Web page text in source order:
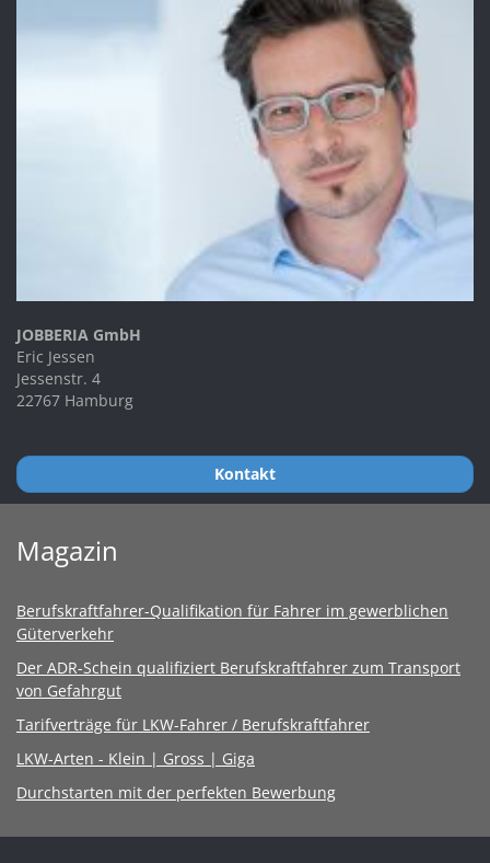
JOBBERIA GmbH
Eric Jessen
Jessenstr. 4
22767 Hamburg
Kontakt
Magazin
Berufskraftfahrer-Qualifikation für Fahrer im gewerblichen
Güterverkehr
Der ADR-Schein qualifiziert Berufskraftfahrer zum Transport
von Gefahrgut
Tarifverträge für LKW-Fahrer / Berufskraftfahrer
LKW-Arten - Klein | Gross | Giga
Durchstarten mit der perfekten Bewerbung